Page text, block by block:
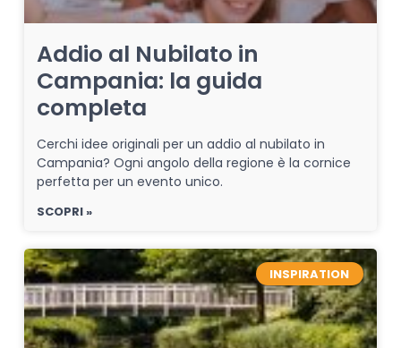
Addio al Nubilato in
Campania: la guida
completa
Cerchi idee originali per un addio al nubilato in
Campania? Ogni angolo della regione è la cornice
perfetta per un evento unico.
SCOPRI »
INSPIRATION